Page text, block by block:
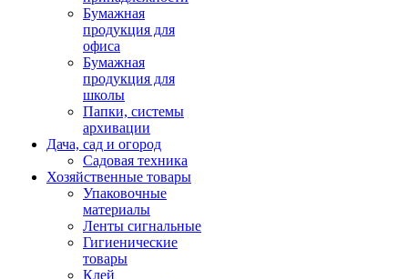
Бумажная
продукция для
офиса
Бумажная
продукция для
школы
Папки, системы
архивации
Дача, сад и огород
Садовая техника
Хозяйственные товары
Упаковочные
материалы
Ленты сигнальные
Гигиенические
товары
Клей